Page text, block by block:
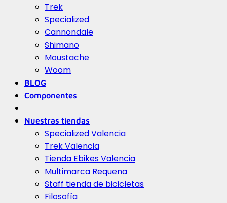
Trek
Specialized
Cannondale
Shimano
Moustache
Woom
BLOG
Componentes
Nuestras tiendas
Specialized Valencia
Trek Valencia
Tienda Ebikes Valencia
Multimarca Requena
Staff tienda de bicicletas
Filosofía